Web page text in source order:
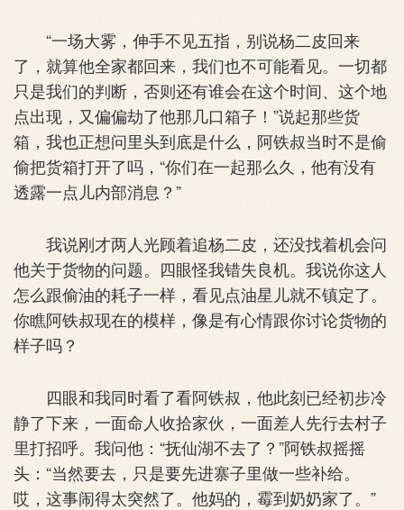
“一场大雾，伸手不见五指，别说杨二皮回来
了，就算他全家都回来，我们也不可能看见。一切都
只是我们的判断，否则还有谁会在这个时间、这个地
点出现，又偏偏劫了他那几口箱子！”说起那些货
箱，我也正想问里头到底是什么，阿铁叔当时不是偷
偷把货箱打开了吗，“你们在一起那么久，他有没有
透露一点儿内部消息？”
我说刚才两人光顾着追杨二皮，还没找着机会问
他关于货物的问题。四眼怪我错失良机。我说你这人
怎么跟偷油的耗子一样，看见点油星儿就不镇定了。
你瞧阿铁叔现在的模样，像是有心情跟你讨论货物的
样子吗？
四眼和我同时看了看阿铁叔，他此刻已经初步冷
静了下来，一面命人收拾家伙，一面差人先行去村子
里打招呼。我问他：“抚仙湖不去了？”阿铁叔摇摇
头：“当然要去，只是要先进寨子里做一些补给。
哎，这事闹得太突然了。他妈的，霉到奶奶家了。”